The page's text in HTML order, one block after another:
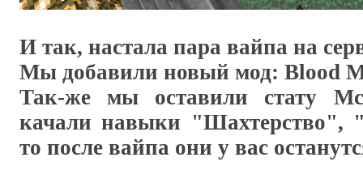
И так, настала пара вайпа на
Мы добавили новый мод: Blood
Так-же мы оставили стату
качали навыки "Шахтерство",
то после вайпа они у вас